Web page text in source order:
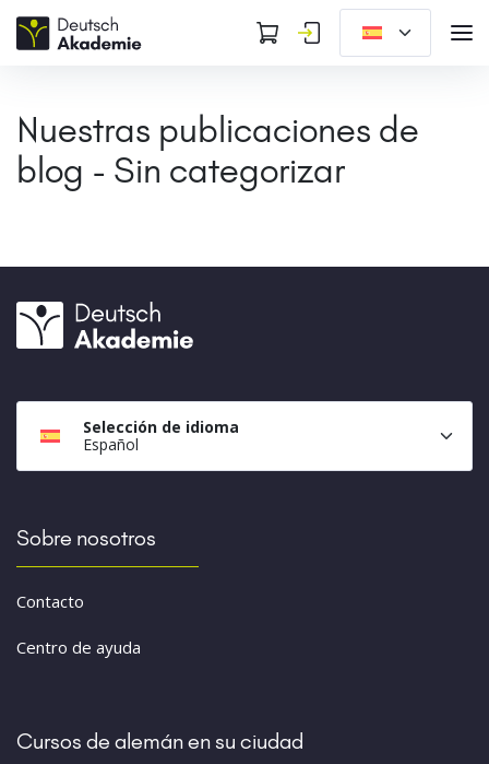
Nuestras publicaciones de
blog - Sin categorizar
Selección de idioma
Español
Sobre nosotros
Contacto
Centro de ayuda
Cursos de alemán en su ciudad